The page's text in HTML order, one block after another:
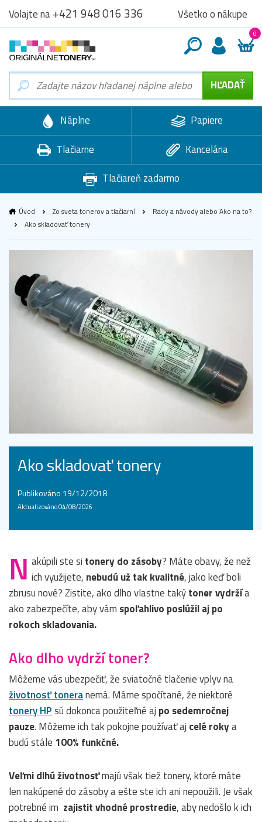
Volajte na+421 948 016 336 Všetko o nákupe
0
Náplne
Papiere
Tlačiarne
Kancelária
Tlačiareň zadarmo
Úvod Zo sveta tonerov a tlačiarní
Rady a návody alebo Ako na to?
Ako skladovať tonery
Ako skladovať tonery
Publikováno 19/12/2018
Aktualizováno 04/08/2026
N akúpili ste si tonery do zásoby? Máte obavy, že než
ich využijete, nebudú už tak kvalitné, jako keď boli
zbrusu nové? Zistite, ako dlho vlastne takýtoner vydržía
ako zabezpečíte, aby vám spoľahlivo poslúžil aj po
rokoch skladovania.
Ako dlho vydrží toner?
Môžeme vás ubezpečiť, že sviatočné tlačenie vplyv na
životnosť toneranemá. Máme spočítané, že niektoré
tonery HPsú dokonca použiteľné aj po sedemročnej
pauze. Môžeme ich tak pokojne používať aj celé rokya
budú stále 100% funkčné.
Veľmi dlhú životnosťmajú však tiež tonery, ktoré máte
len nakúpené do zásoby a ešte ste ich ani nepoužili. Je však
potrebné im zajistit vhodné prostredie, aby nedošlo k ich